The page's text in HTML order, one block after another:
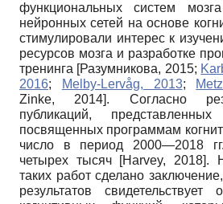
функциональных систем
нейронных сетей на основе
стимулировали интерес к
ресурсов мозга и разработке
тренинга [Разумникова, 2015;
2016; Melby-Lervåg, 2013;
Zinke, 2014]. Согласно
публикаций,
посвященных программам
число в период 2000—2018
четырех тысяч [Harvey, 2018].
таких работ сделано
результатов